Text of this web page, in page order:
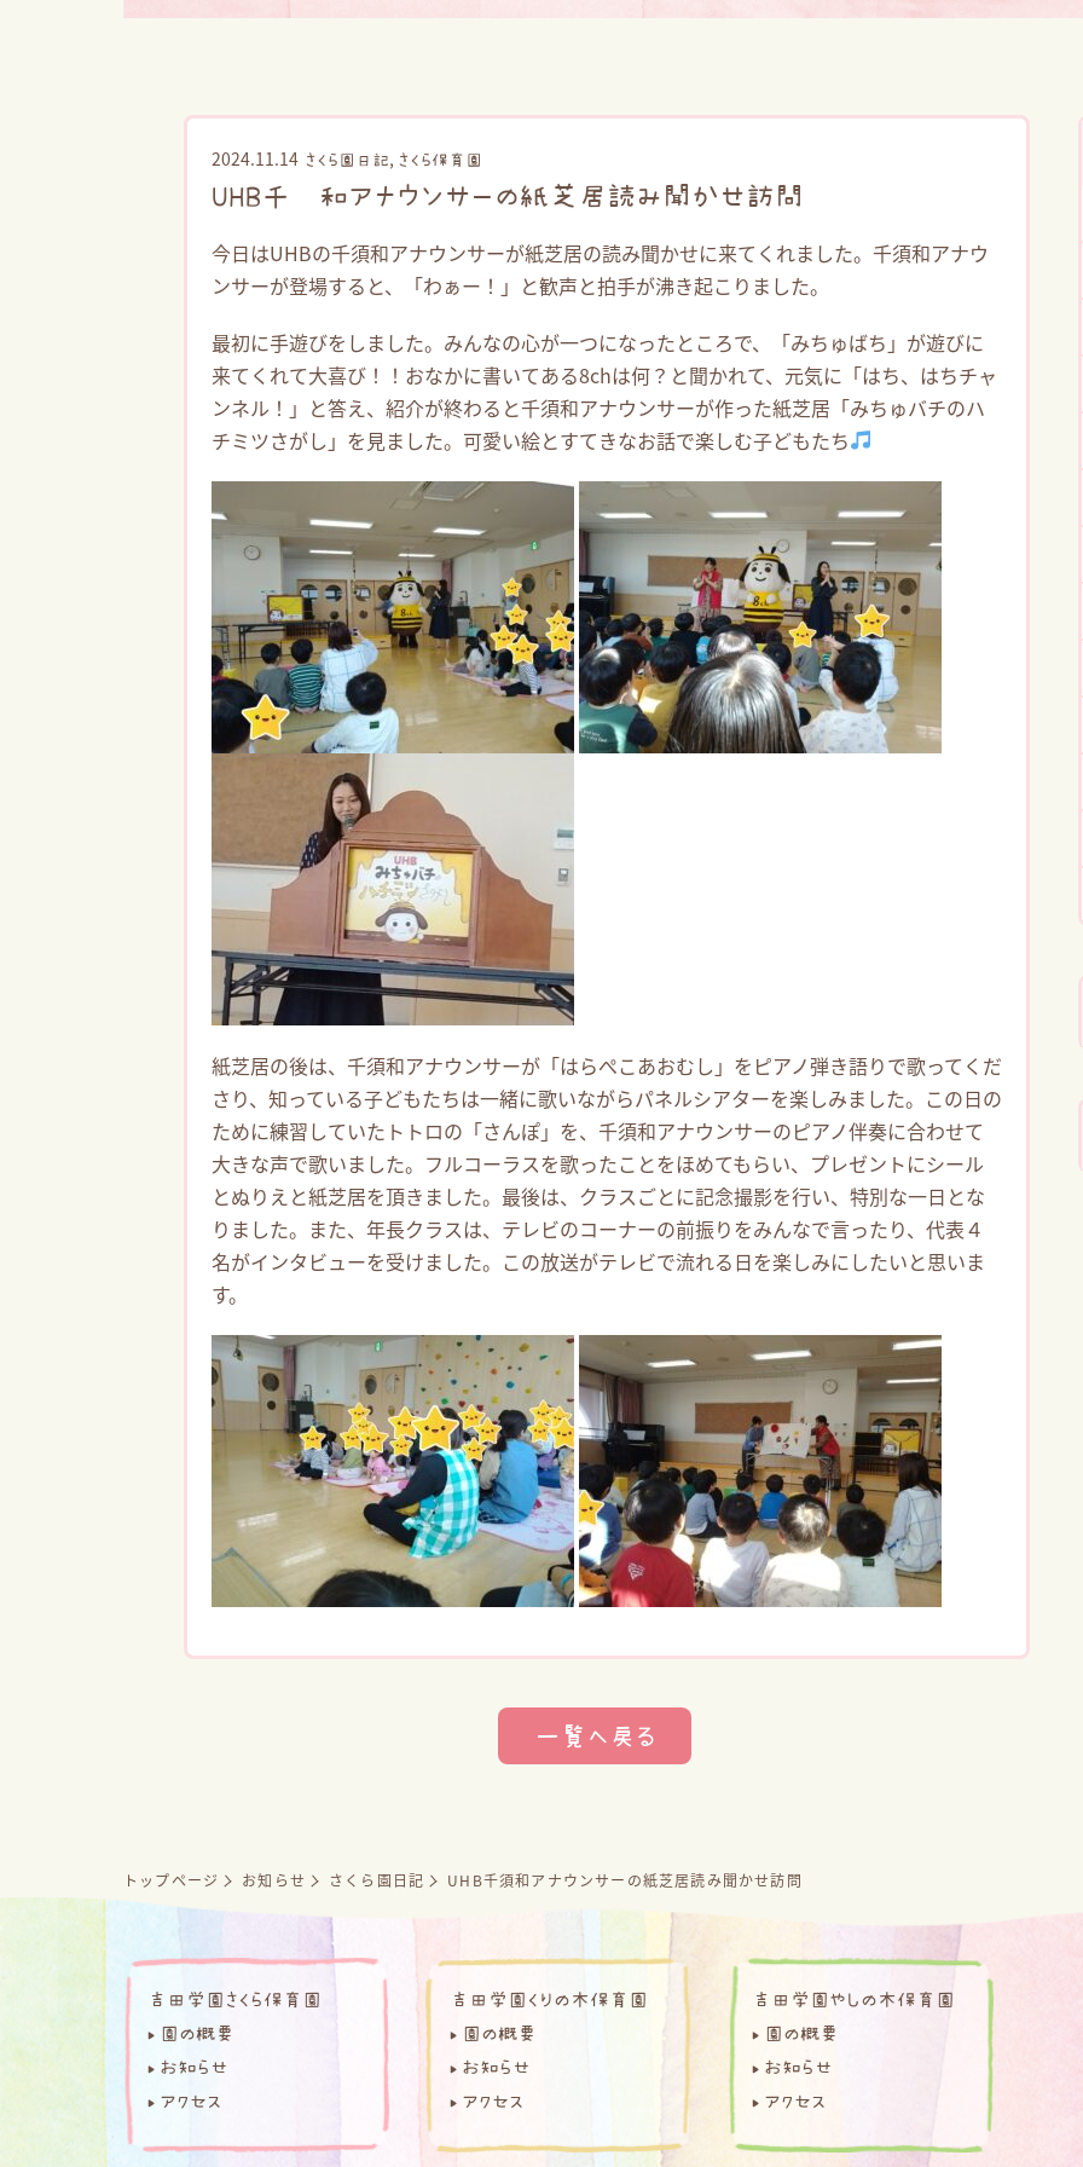
2024.11.14 さくら園日記, さくら保育園
UHB千須和アナウンサーの紙芝居読み聞かせ訪問
今日はUHBの千須和アナウンサーが紙芝居の読み聞かせに来てくれました。千須和アナウ
ンサーが登場すると、「わぁー！」と歓声と拍手が沸き起こりました。
最初に手遊びをしました。みんなの心が一つになったところで、「みちゅばち」が遊びに
来てくれて大喜び！！おなかに書いてある8chは何？と聞かれて、元気に「はち、はちチャ
ンネル！」と答え、紹介が終わると千須和アナウンサーが作った紙芝居「みちゅバチのハ
チミツさがし」を見ました。可愛い絵とすてきなお話で楽しむ子どもたち
紙芝居の後は、千須和アナウンサーが「はらぺこあおむし」をピアノ弾き語りで歌ってくだ
さり、知っている子どもたちは一緒に歌いながらパネルシアターを楽しみました。この日の
ために練習していたトトロの「さんぽ」を、千須和アナウンサーのピアノ伴奏に合わせて
大きな声で歌いました。フルコーラスを歌ったことをほめてもらい、プレゼントにシール
とぬりえと紙芝居を頂きました。最後は、クラスごとに記念撮影を行い、特別な一日とな
りました。また、年長クラスは、テレビのコーナーの前振りをみんなで言ったり、代表４
名がインタビューを受けました。この放送がテレビで流れる日を楽しみにしたいと思いま
す。
一覧へ戻る
トップページ お知らせ さくら園日記 UHB千須和アナウンサーの紙芝居読み聞かせ訪問
吉田学園さくら保育園
園の概要
お知らせ
アクセス
吉田学園くりの木保育園
園の概要
お知らせ
アクセス
吉田学園やしの木保育園
園の概要
お知らせ
アクセス